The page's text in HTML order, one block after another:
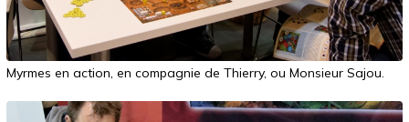
Myrmes en action, en compagnie de Thierry, ou Monsieur Sajou.